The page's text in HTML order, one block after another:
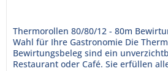
Thermorollen 80/80/12 - 80m
Wahl für Ihre Gastronomie Die
Bewirtungsbeleg sind ein
Restaurant oder Café. Sie erfüllen